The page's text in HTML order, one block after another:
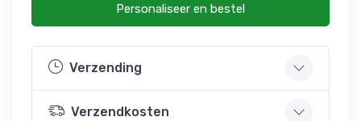
Personaliseer en bestel
Verzending
Verzendkosten